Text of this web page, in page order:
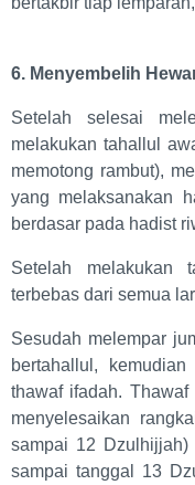
6. Menyembelih
Setelah selesai
melakukan tahallul
memotong rambut),
yang melaksanakan
berdasar pada hadist
Setelah melakukan
terbebas dari semua
Sesudah melempar
bertahallul,
thawaf ifadah.
menyelesaikan
sampai 12
sampai tanggal 13